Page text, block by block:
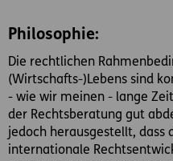
Philosophie:
Die rechtlichen
(Wirtschafts-)Lebens sind
- wie wir meinen - lange
der Rechtsberatung gut
jedoch herausgestellt, dass
internationale